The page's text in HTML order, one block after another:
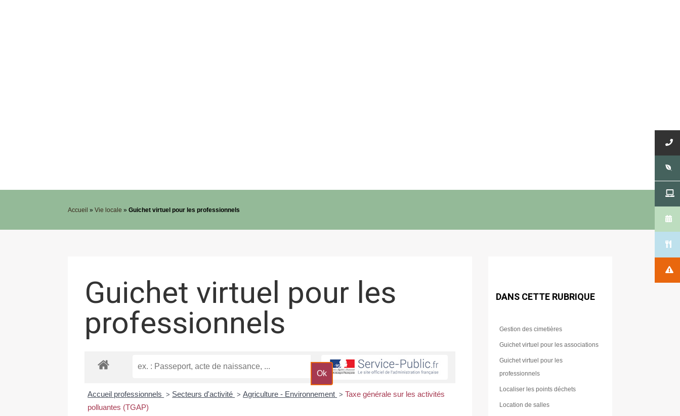
Accueil »Vie locale »Guichet virtuel pour les professionnels
Guichet virtuel pour les
professionnels
Accueil professionnels > Secteurs d'activité > Agriculture - Environnement > Taxe générale sur les activités
polluantes (TGAP)
DANS CETTE RUBRIQUE
Gestion des cimetières
Guichet virtuel pour les associations
Guichet virtuel pour les
professionnels
Localiser les points déchets
Location de salles